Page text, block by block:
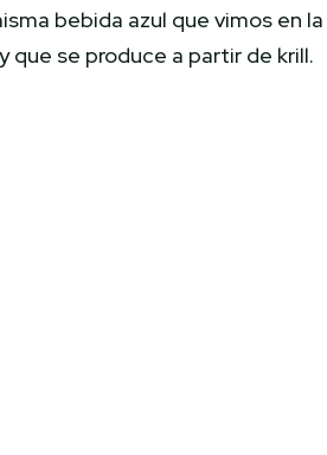
bebida azul que vimos en la
que se produce a partir de krill.